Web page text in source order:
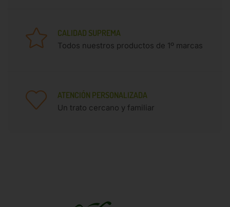
CALIDAD SUPREMA
Todos nuestros productos de 1º marcas
ATENCIÓN PERSONALIZADA
Un trato cercano y familiar